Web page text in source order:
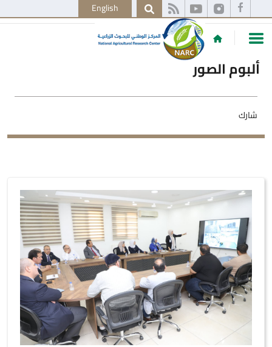
English
ألبوم الصور
شارك